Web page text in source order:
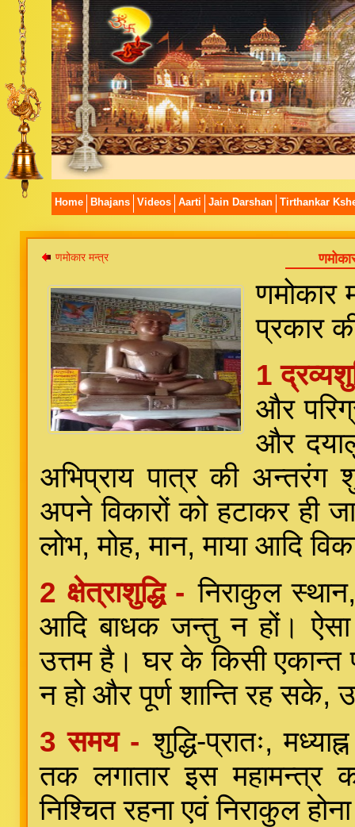
Home Bhajans Videos Aarti Jain Darshan Tirthankar
णमोकार मन्त्र
णमोकार
प्रकार
1
और
और
अभिप्राय पात्र की अन्तरंग
अपने विकारों को हटाकर ही
लोभ, मोह, मान, माया आदि
2 क्षेत्राशुद्धि - निराकुल
आदि बाधक जन्तु न हों।
उत्तम है। घर के किसी एकान्त
न हो और पूर्ण शान्ति रह सके,
3 समय - शुद्धि-प्रातः,
तक लगातार इस महामन्त्र
निश्चित रहना एवं निराकुल